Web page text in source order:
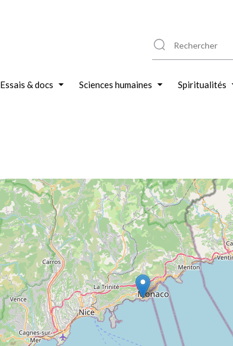
Essais & docs Sciences humaines Spiritualités